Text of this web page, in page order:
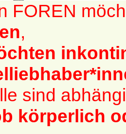
FOREN
,
sind
körperlich